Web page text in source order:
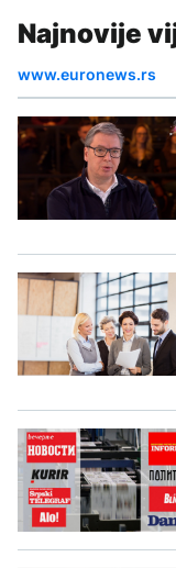
Najnovije
www.euronews.rs